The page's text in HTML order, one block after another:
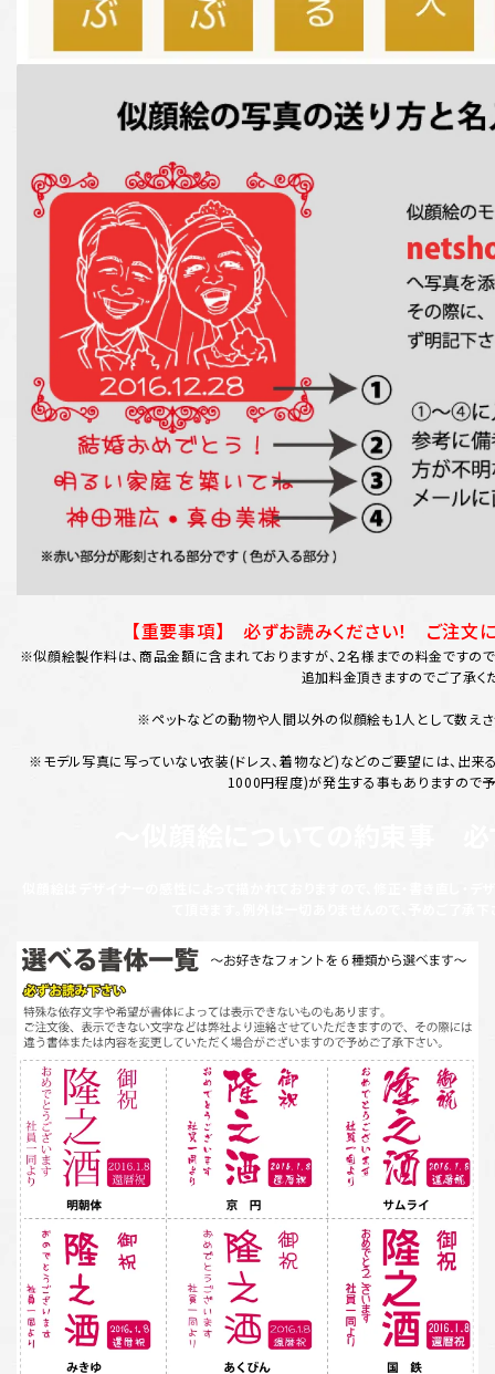
【重要事項】 必ずお読みください！ ご注文
※似顔絵製作料は、商品金額に含まれておりますが、２名様までの料金ですの
追加料金頂きますのでご了承く
※ペットなどの動物や人間以外の似顔絵も1人として数えさ
※モデル写真に写っていない衣装(ドレス、着物など)などのご要望には、出
1000円程度)が発生する事もありますので予